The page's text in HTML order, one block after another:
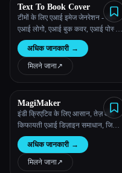
Text To Book Cover
टीमों के लिए एआई इमेज जेनरेशन - आप
एआई लोगो, एआई बुक कवर, एआई पोस्टर
और बहुत कुछ आसानी से उत्पन्न कर
सकते हैं - स्टॉकिमग एआई
अधिक जानकारी →
मिलने जाना↗︎
MagiMaker
इंडी क्रिएटिव के लिए आसान, तेज़ और
किफायती एआई डिज़ाइन समाधान, जिसमें
पुस्तक कवर, पॉडकास्ट कवर, लोगो और
बहुत कुछ शामिल है।
अधिक जानकारी →
मिलने जाना↗︎